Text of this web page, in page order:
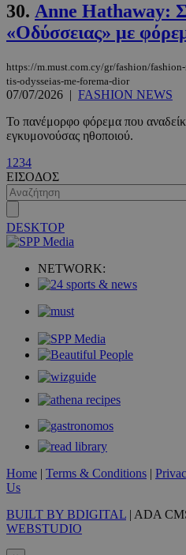
30. Anne Hathaway:
«Οδύσσειας» με
https://m.must.com.cy/gr/fashion/
tis-odysseias-me-forema-dior
07/07/2026 | FASHION NEWS
Το πανέμορφο φόρεμα που
εγκυμονούσας ηθοποιού.
1 234
ΕΙΣΟΔΟΣ
DESKTOP
NETWORK:
Home | Terms & Conditions |
Us
BUILT BY BDIGITAL | ADA
WEBSTUDIO
takeOverCookie